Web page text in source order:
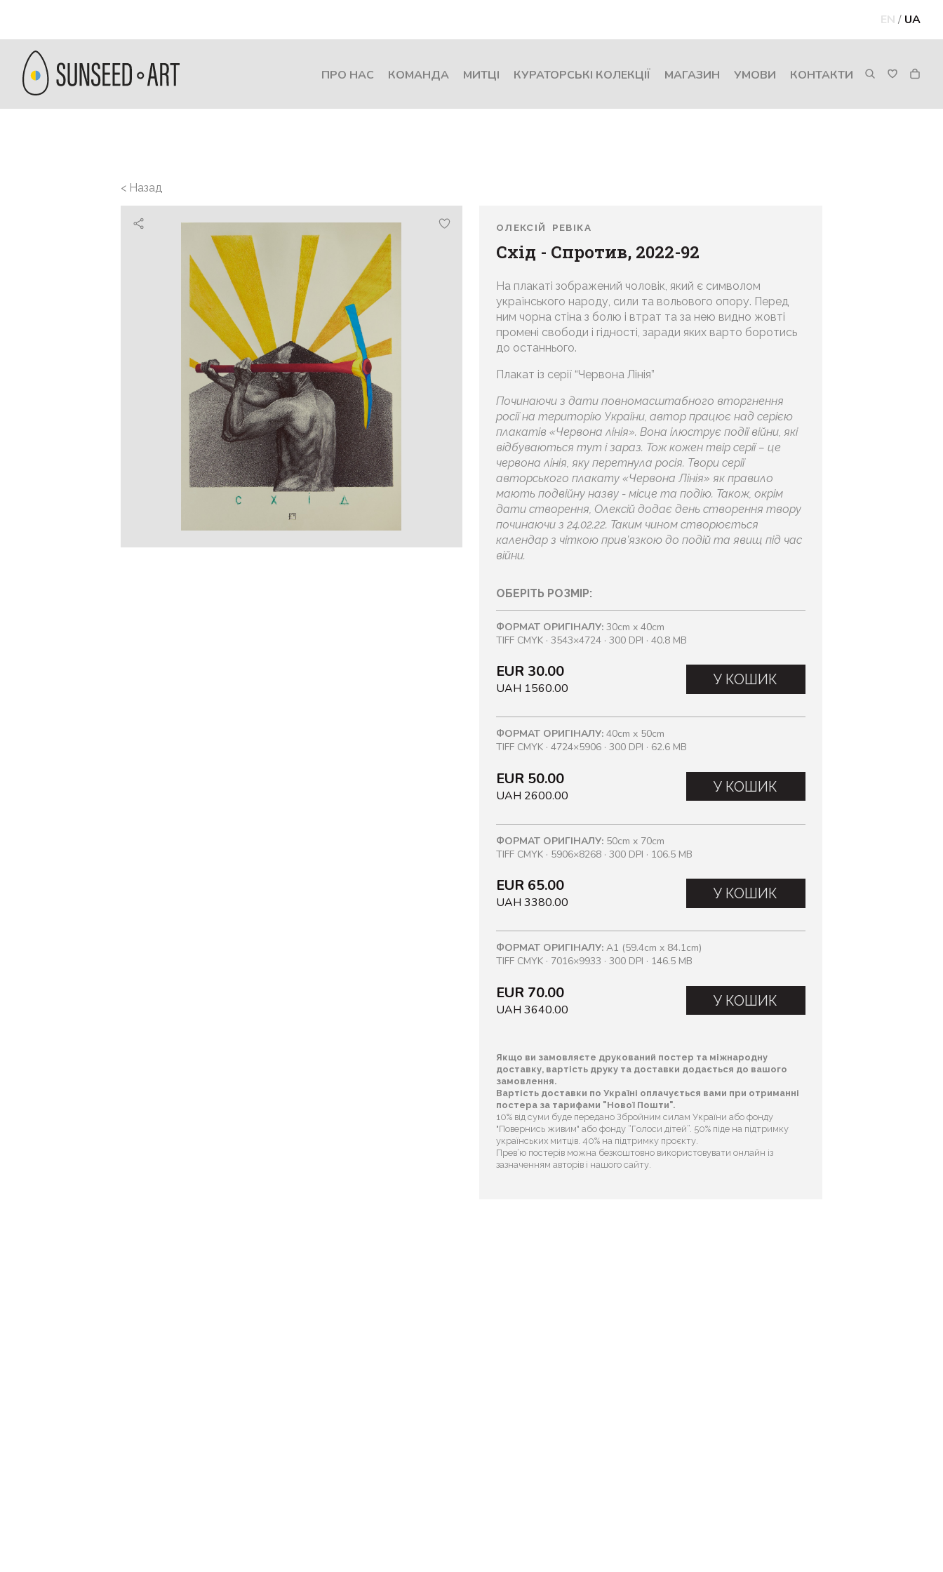
EN / UA
ПРО НАС КОМАНДА МИТЦІ КУРАТОРСЬКІ КОЛЕКЦІЇ МАГАЗИН УМОВИ КОНТАКТИ
< Назад
ОЛЕКСІЙ РЕВІКА
Схід - Спротив, 2022-92
На плакаті зображений чоловік, який є символом
українського народу, сили та вольового опору. Перед
ним чорна стіна з болю і втрат та за нею видно жовті
промені свободи і гідності, заради яких варто боротись
до останнього.
Плакат із серії “Червона Лінія”
Починаючи з дати повномасштабного вторгнення
росії на територію України, автор працює над серією
плакатів «Червона лінія». Вона ілюструє події війни, які
відбуваються тут і зараз. Тож кожен твір серії – це
червона лінія, яку перетнула росія. Твори серії
авторського плакату «Червона Лінія» як правило
мають подвійну назву - місце та подію. Також, окрім
дати створення, Олексій додає день створення твору
починаючи з 24.02.22. Таким чином створюється
календар з чіткою прив’язкою до подій та явищ під час
війни.
ОБЕРІТЬ РОЗМІР:
ФОРМАТ ОРИГІНАЛУ:30cm x 40cm
TIFF CMYK · 3543×4724 · 300 DPI · 40.8 MB
EUR 30.00
UAH 1560.00
У КОШИК
ФОРМАТ ОРИГІНАЛУ:40cm x 50cm
TIFF CMYK · 4724×5906 · 300 DPI · 62.6 MB
EUR 50.00
UAH 2600.00
У КОШИК
ФОРМАТ ОРИГІНАЛУ:50cm x 70cm
TIFF CMYK · 5906×8268 · 300 DPI · 106.5 MB
EUR 65.00
UAH 3380.00
У КОШИК
ФОРМАТ ОРИГІНАЛУ:A1 (59.4cm x 84.1cm)
TIFF CMYK · 7016×9933 · 300 DPI · 146.5 MB
EUR 70.00
UAH 3640.00
У КОШИК
Якщо ви замовляєте друкований постер та міжнародну
доставку, вартість друку та доставки додається до вашого
замовлення.
Вартість доставки по Україні оплачується вами при отриманні
постера за тарифами "Нової Пошти".
10% від суми буде передано Збройним силам України або фонду
"Повернись живим" або фонду “Голоси дітей”. 50% піде на підтримку
українських митців. 40% на підтримку проєкту.
Прев’ю постерів можна безкоштовно використовувати онлайн із
зазначенням авторів і нашого сайту.